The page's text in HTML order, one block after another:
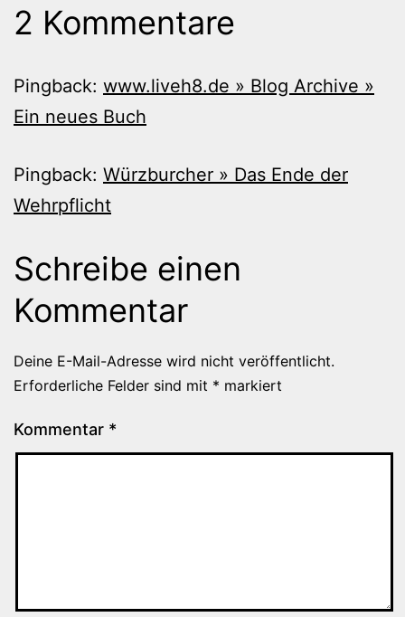
2 Kommentare
Pingback: www.liveh8.de » Blog Archive »
Ein neues Buch
Pingback: Würzburcher » Das Ende der
Wehrpflicht
Schreibe einen
Kommentar
Deine E-Mail-Adresse wird nicht veröffentlicht.
Erforderliche Felder sind mit * markiert
Kommentar *